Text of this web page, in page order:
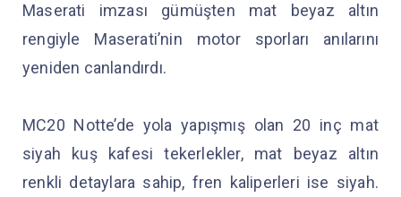
Maserati imzası gümüşten mat beyaz altın
rengiyle Maserati’nin motor sporları anılarını
yeniden canlandırdı.
MC20 Notte’de yola yapışmış olan 20 inç mat
siyah kuş kafesi tekerlekler, mat beyaz altın
renkli detaylara sahip, fren kaliperleri ise siyah.